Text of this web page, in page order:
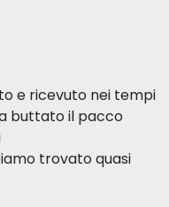
e ricevuto nei tempi
buttato il pacco
trovato quasi